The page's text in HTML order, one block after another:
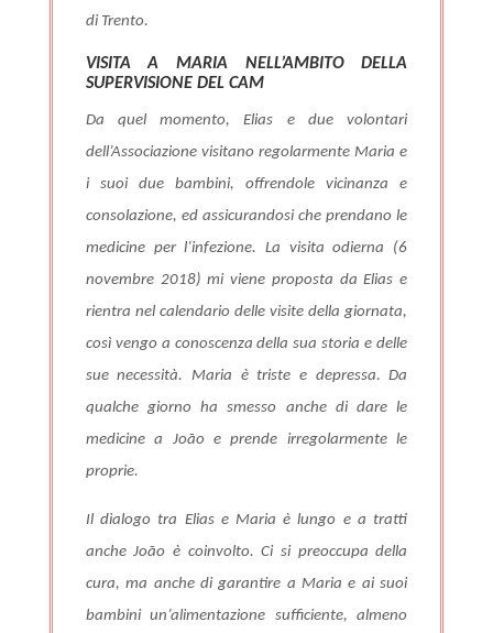
di Trento.
VISITA A MARIA NELL’AMBITO DELLA
SUPERVISIONE DEL CAM
Da quel momento, Elias e due volontari
dell’Associazione visitano regolarmente Maria e
i suoi due bambini, offrendole vicinanza e
consolazione, ed assicurandosi che prendano le
medicine per l’infezione. La visita odierna (6
novembre 2018) mi viene proposta da Elias e
rientra nel calendario delle visite della giornata,
così vengo a conoscenza della sua storia e delle
sue necessità.Maria è triste e depressa. Da
qualche giorno ha smesso anche di dare le
medicine a João e prende irregolarmente le
proprie.
Il dialogo tra Elias e Maria è lungo e a tratti
anche João è coinvolto. Ci si preoccupa della
cura, ma anche di garantire a Maria e ai suoi
bambini un’alimentazione sufficiente, almeno